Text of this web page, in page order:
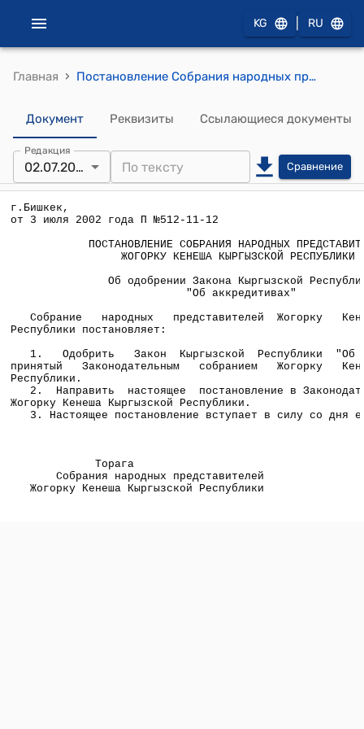
KG RU
Главная › Постановление Собрания народных представителей Жогорку Кенеша КР от 3 июля 2002 года П №512-11-12 " Об одобрении Закона Кыргызской Республики "Об аккредитивах"
Документ Реквизиты Ссылающиеся документы
Редакция
02.07.2002 Сравнение